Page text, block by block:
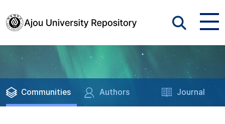
Communities Authors Journal